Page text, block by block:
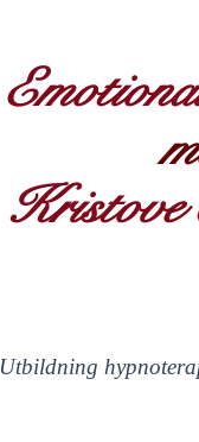
Kristove
Utbildning